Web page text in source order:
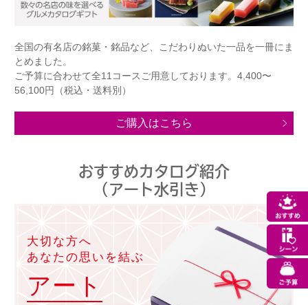
全国の有名店の銘菓・銘品など、こだわりぬいた一品を一冊にま
とめました。
ご予算に合わせて全11コースご用意しております。4,400〜
56,100円（税込・送料別）
ご購入はこちら
おすすめカタログ紹介
（アート水引き）
大切な方へ
あなたの思いを結ぶ
アート